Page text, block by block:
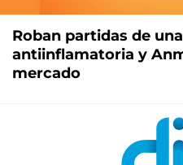
Roban partidas de
antiinflamatoria y
mercado